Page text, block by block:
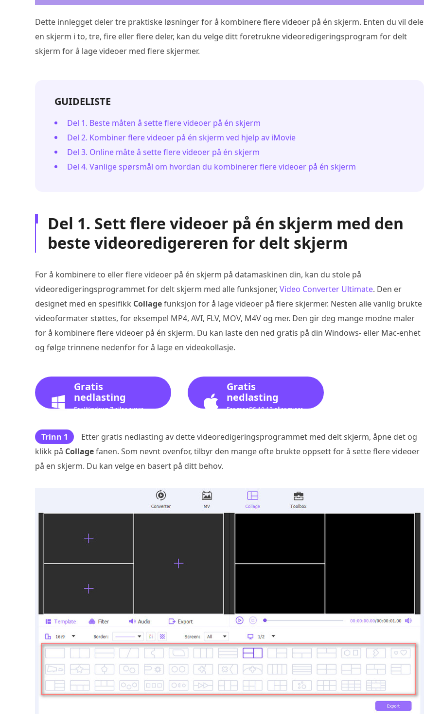
Dette innlegget deler tre praktiske løsninger for å kombinere flere videoer på én skjerm. Enten du vil dele
en skjerm i to, tre, fire eller flere deler, kan du velge ditt foretrukne videoredigeringsprogram for delt
skjerm for å lage videoer med flere skjermer.
GUIDELISTE
Del 1. Beste måten å sette flere videoer på én skjerm
Del 2. Kombiner flere videoer på én skjerm ved hjelp av iMovie
Del 3. Online måte å sette flere videoer på én skjerm
Del 4. Vanlige spørsmål om hvordan du kombinerer flere videoer på én skjerm
Del 1. Sett flere videoer på én skjerm med den
beste videoredigereren for delt skjerm
For å kombinere to eller flere videoer på én skjerm på datamaskinen din, kan du stole på
videoredigeringsprogrammet for delt skjerm med alle funksjoner, Video Converter Ultimate. Den er
designet med en spesifikk Collagefunksjon for å lage videoer på flere skjermer. Nesten alle vanlig brukte
videoformater støttes, for eksempel MP4, AVI, FLV, MOV, M4V og mer. Den gir deg mange modne maler
for å kombinere flere videoer på én skjerm. Du kan laste den ned gratis på din Windows- eller Mac-enhet
og følge trinnene nedenfor for å lage en videokollasje.
Gratis
nedlasting
For Windows 7 eller nyere
Gratis
nedlasting
For macOS 10.12 eller nyere
Trinn 1
Etter gratis nedlasting av dette videoredigeringsprogrammet med delt skjerm, åpne det og
klikk på Collagefanen. Som nevnt ovenfor, tilbyr den mange ofte brukte oppsett for å sette flere videoer
på en skjerm. Du kan velge en basert på ditt behov.